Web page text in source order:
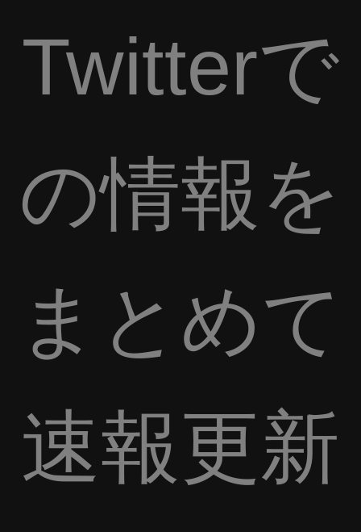
Twitterで
の情報を
まとめて
速報更新